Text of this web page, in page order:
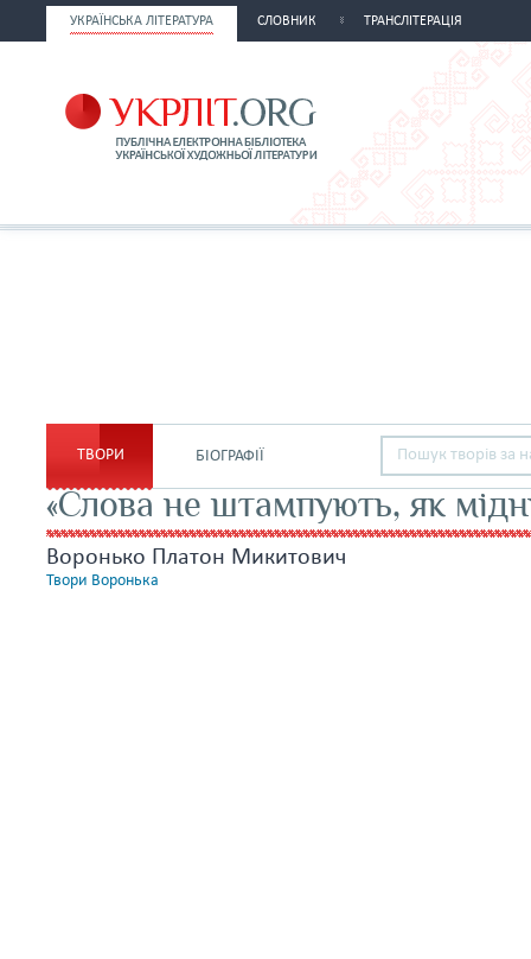
УКРАЇНСЬКА ЛІТЕРАТУРА СЛОВНИК ТРАНСЛІТЕРАЦІЯ
ТВОРИ БІОГРАФІЇ
«Слова не штампують, як
Воронько Платон Микитович
Твори Воронька